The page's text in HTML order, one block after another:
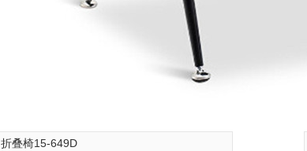
折叠椅15-649D